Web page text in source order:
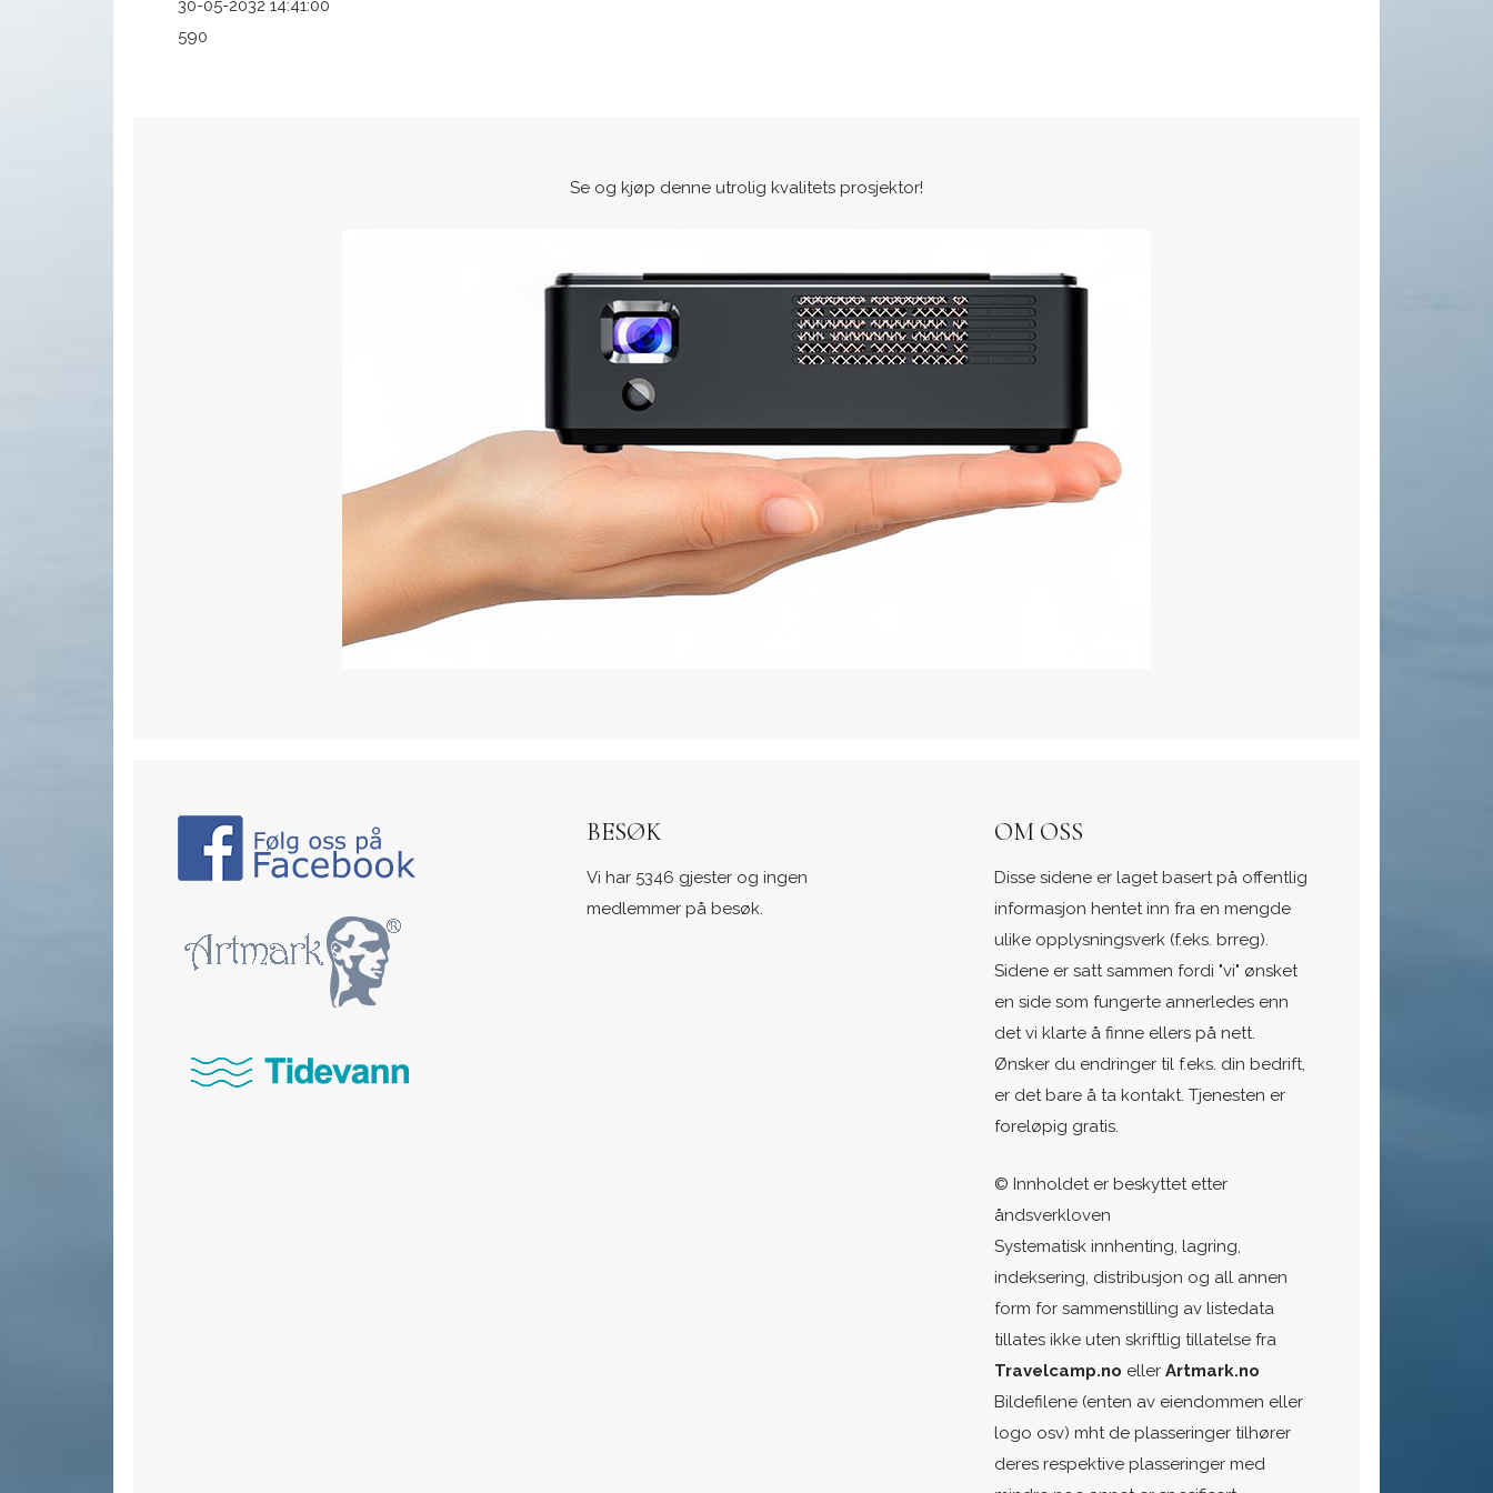
30-05-2032 14:41:00
590
Se og kjøp denne utrolig kvalitets prosjektor!
BESØK
Vi har 5346 gjester og ingen
medlemmer på besøk.
OM OSS
Disse sidene er laget basert på offentlig
informasjon hentet inn fra en mengde
ulike opplysningsverk (f.eks. brreg).
Sidene er satt sammen fordi "vi" ønsket
en side som fungerte annerledes enn
det vi klarte å finne ellers på nett.
Ønsker du endringer til f.eks. din bedrift,
er det bare å ta kontakt. Tjenesten er
foreløpig gratis.
© Innholdet er beskyttet etter
åndsverkloven
Systematisk innhenting, lagring,
indeksering, distribusjon og all annen
form for sammenstilling av listedata
tillates ikke uten skriftlig tillatelse fra
Travelcamp.no ellerArtmark.no
Bildefilene (enten av eiendommen eller
logo osv) mht de plasseringer tilhører
deres respektive plasseringer med